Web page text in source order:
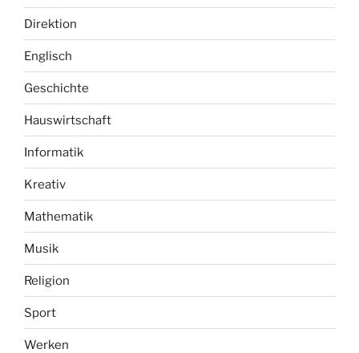
Direktion
Englisch
Geschichte
Hauswirtschaft
Informatik
Kreativ
Mathematik
Musik
Religion
Sport
Werken